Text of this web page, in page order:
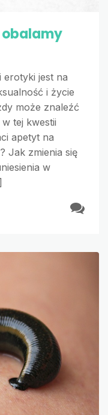
obalamy
erotyki jest na
i życie
może znaleźć
tej kwestii
apetyt na
Jak zmienia się
w